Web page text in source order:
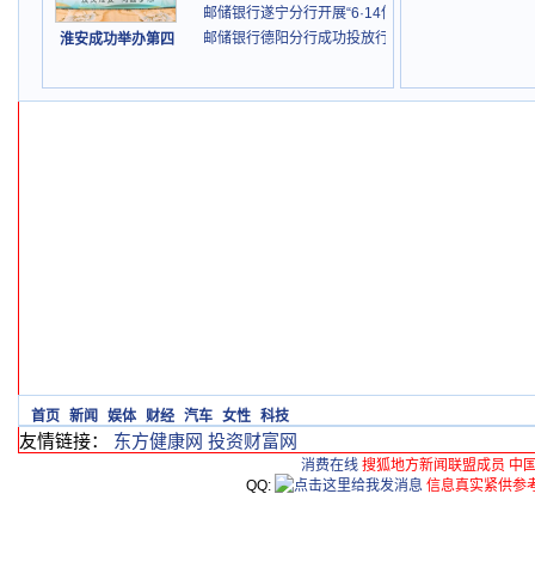
淮安成功举办第四
邮储银行遂宁分行开展“6·14信用记录关爱日 ”主题
邮储银行德阳分行成功投放行内全省首笔“医药产业
首页 新闻 娱体 财经 汽车 女性 科技
友情链接： 东方健康网 投资财富网
消费在线 搜狐地方新闻联盟成员 中
QQ:
信息真实紧供参